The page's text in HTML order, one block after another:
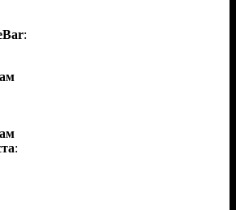
:
: